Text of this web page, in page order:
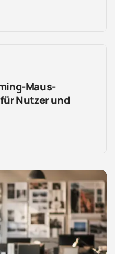
Maus-
Nutzer und